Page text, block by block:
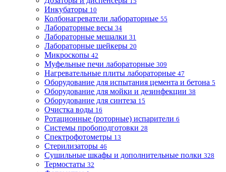
Инкубаторы 10
Колбонагреватели лабораторные 55
Лабораторные весы 34
Лабораторные мешалки 31
Лабораторные шейкеры 20
Микроскопы 42
Муфельные печи лабораторные 309
Нагревательные плиты лабораторные 47
Оборудование для испытания цемента и бетона 5
Оборудование для мойки и дезинфекции 38
Оборудование для синтеза 15
Очистка воды 16
Ротационные (роторные) испарители 6
Системы пробоподготовки 28
Спектрофотометры 13
Стерилизаторы 46
Сушильные шкафы и дополнительные полки 328
Термостаты 32